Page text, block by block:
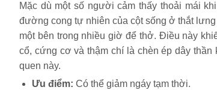
Mặc dù một số người cảm thấy thoải mái
đường cong tự nhiên của cột sống ở thắt
một bên trong nhiều giờ để thở. Điều này
cổ, cứng cơ và thậm chí là chèn ép dây
quen này.
Ưu điểm: Có thể giảm ngáy tạm thời.